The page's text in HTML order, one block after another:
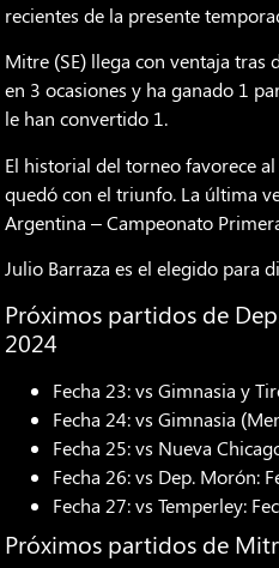
recientes de la presente
Mitre (SE) llega con ventaja tras
en 3 ocasiones y ha ganado 1
le han convertido 1.
El historial del torneo favorece
quedó con el triunfo. La última
Argentina – Campeonato
Julio Barraza es el elegido para
Próximos partidos de
2024
Fecha 23: vs Gimnasia y
Fecha 24: vs Gimnasia
Fecha 25: vs Nueva
Fecha 26: vs Dep. Morón:
Fecha 27: vs Temperley:
Próximos partidos de